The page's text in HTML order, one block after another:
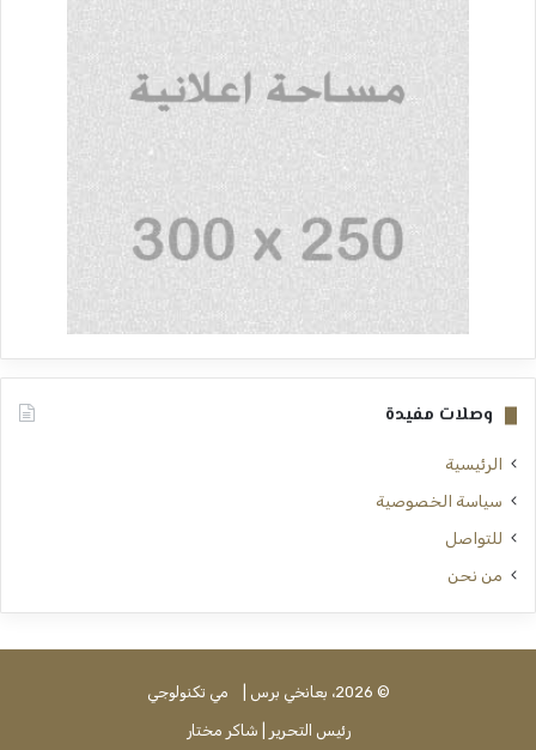
وصلات مفيدة
الرئيسية
سياسة الخصوصية
للتواصل
من نحن
© 2026، بعانخي برس | مي تكنولوجي
رئيس التحرير | شاكر مختار